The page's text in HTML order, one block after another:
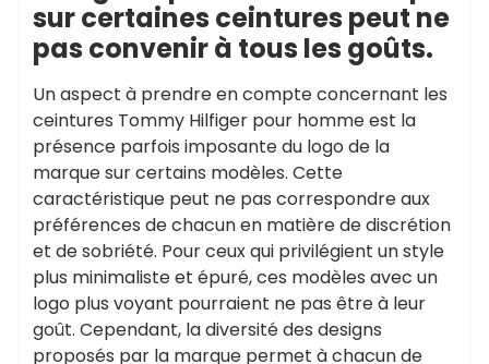
sur certaines ceintures peut ne
pas convenir à tous les goûts.
Un aspect à prendre en compte concernant les
ceintures Tommy Hilfiger pour homme est la
présence parfois imposante du logo de la
marque sur certains modèles. Cette
caractéristique peut ne pas correspondre aux
préférences de chacun en matière de discrétion
et de sobriété. Pour ceux qui privilégient un style
plus minimaliste et épuré, ces modèles avec un
logo plus voyant pourraient ne pas être à leur
goût. Cependant, la diversité des designs
proposés par la marque permet à chacun de